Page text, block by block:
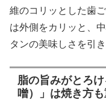
維のコリッとした歯
は外側をカリッと、
タンの美味しさを引
脂の旨みがとろ
噌）」は焼き方